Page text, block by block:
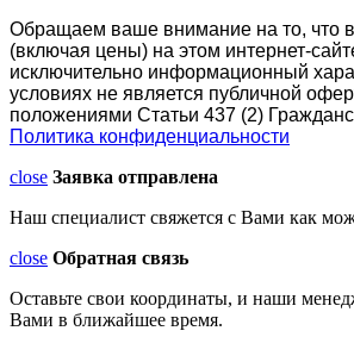
Обращаем ваше внимание на то, что
(включая цены) на этом интернет-
исключительно информационный
условиях не является публичной
положениями Статьи 437 (2)
Политика конфиденциальности
close Заявка отправлена
Наш специалист свяжется с Вами как
close Обратная связь
Оставьте свои координаты, и наши
Вами в ближайшее время.